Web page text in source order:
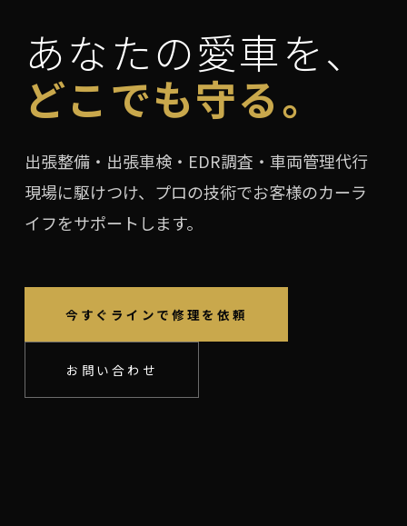
あなたの愛車を、
どこでも守る。
出張整備・出張車検・EDR調査・車両管理代行
現場に駆けつけ、プロの技術でお客様のカーラ
イフをサポートします。
今すぐラインで修理を依頼
お問い合わせ